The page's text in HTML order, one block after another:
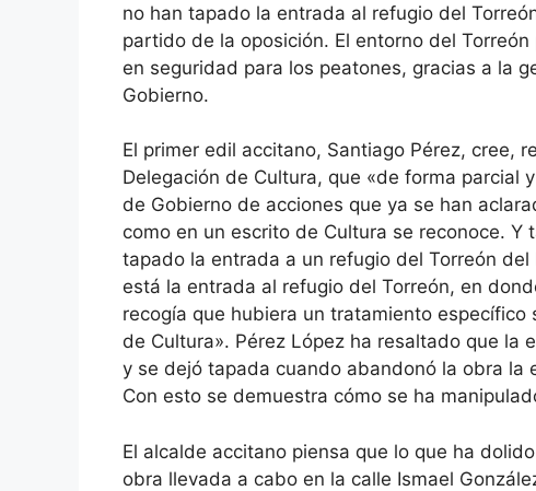
no han tapado la entrada al refugio del
partido de la oposición. El entorno del
en seguridad para los peatones, gracias a la
Gobierno.
El primer edil accitano, Santiago Pérez, cree,
Delegación de Cultura, que «de forma parcial
de Gobierno de acciones que ya se han
como en un escrito de Cultura se reconoce.
tapado la entrada a un refugio del Torreón
está la entrada al refugio del Torreón, en
recogía que hubiera un tratamiento
de Cultura». Pérez López ha resaltado que
y se dejó tapada cuando abandonó la obra la
Con esto se demuestra cómo se ha
El alcalde accitano piensa que lo que ha
obra llevada a cabo en la calle Ismael